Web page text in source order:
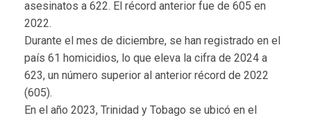
asesinatos a 622. El récord anterior fue de 605 en
2022.
Durante el mes de diciembre, se han registrado en el
país 61 homicidios, lo que eleva la cifra de 2024 a
623, un número superior al anterior récord de 2022
(605).
En el año 2023, Trinidad y Tobago se ubicó en el